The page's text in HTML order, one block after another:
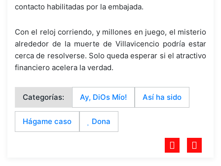
contacto habilitadas por la embajada.
Con el reloj corriendo, y millones en juego, el misterio
alrededor de la muerte de Villavicencio podría estar
cerca de resolverse. Solo queda esperar si el atractivo
financiero acelera la verdad.
Categorías: Ay, DiOs Mío! Así ha sido
Hágame caso Dona